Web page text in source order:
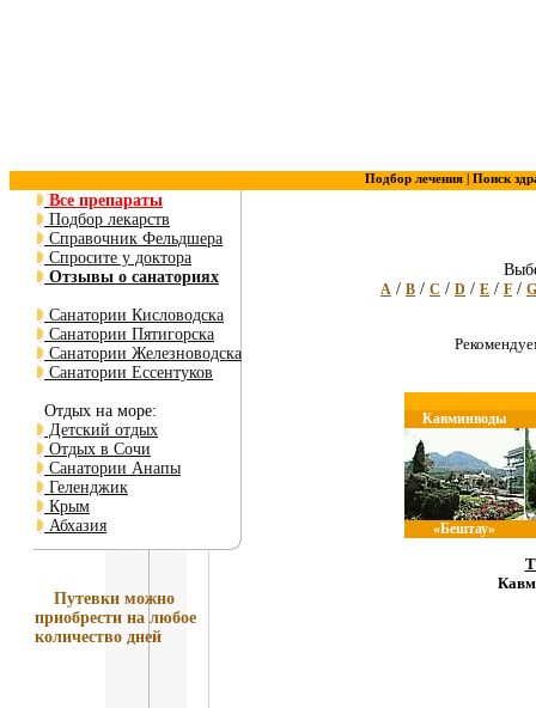
Подбор лечения | Поиск
Все препараты
Подбор лекарств
Справочник Фельдшера
Спросите у доктора
Отзывы о санаториях
Санатории Кисловодска
Санатории Пятигорска
Санатории Железноводска
Санатории Ессентуков
Отдых на море:
Детский отдых
Отдых в Сочи
Санатории Анапы
Геленджик
Крым
Абхазия
Путевки можно
приобрести на любое
количество дней
A / B / C / D / E / F / G
Кавминводы
«Бештау»